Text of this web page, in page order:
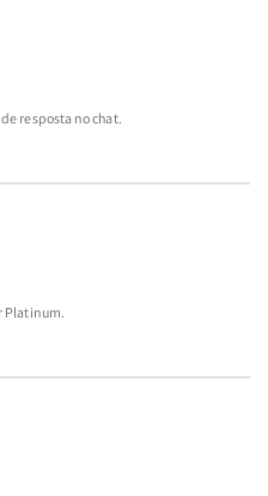
resposta no chat.
Platinum.